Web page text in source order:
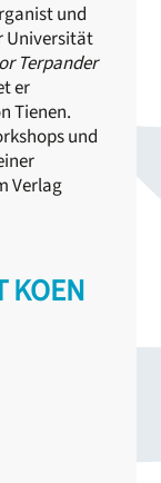
und
Universität
Terpander
er
Tienen.
und
Verlag
KOEN